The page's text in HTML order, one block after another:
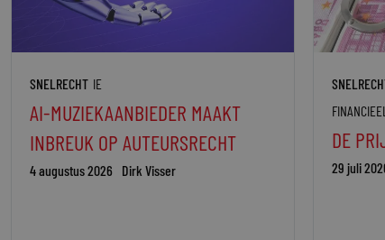
SNELRECHT IE
AI-MUZIEKAANBIEDER MAAKT
INBREUK OP AUTEURSRECHT
4 augustus 2026 Dirk Visser
DE
29 juli